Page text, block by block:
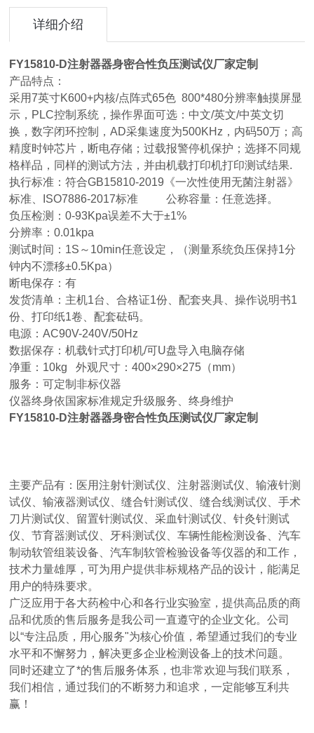
详细介绍
FY15810-D注射器器身密合性负压测试仪厂家定制
产品特点：
采用7英寸K600+内核/点阵式65色 800*480分辨率触摸屏显
示，PLC控制系统，操作界面可选：中文/英文/中英文切
换，数字闭环控制，AD采集速度为500KHz，内码50万；高
精度时钟芯片，断电存储；过载报警停机保护；选择不同规
格样品，同样的测试方法，并由机载打印机打印测试结果.
执行标准：符合GB15810-2019《一次性使用无菌注射器》
标准、ISO7886-2017标准公称容量：任意选择。
负压检测：0-93Kpa误差不大于±1%
分辨率：0.01kpa
测试时间：1S～10min任意设定，（测量系统负压保持1分
钟内不漂移±0.5Kpa）
断电保存：有
发货清单：主机1台、合格证1份、配套夹具、操作说明书1
份、打印纸1卷、配套砝码。
电源：AC90V-240V/50Hz
数据保存：机载针式打印机/可U盘导入电脑存储
净重：10kg 外观尺寸：400×290×275（mm）
服务：可定制非标仪器
仪器终身依国家标准规定升级服务、终身维护
FY15810-D注射器器身密合性负压测试仪厂家定制
主要产品有：医用注射针测试仪、注射器测试仪、输液针测
试仪、输液器测试仪、缝合针测试仪、缝合线测试仪、手术
刀片测试仪、留置针测试仪、采血针测试仪、针灸针测试
仪、节育器测试仪、牙科测试仪、车辆性能检测设备、汽车
制动软管组装设备、汽车制软管检验设备等仪器的和工作，
技术力量雄厚，可为用户提供非标规格产品的设计，能满足
用户的特殊要求。
广泛应用于各大药检中心和各行业实验室，提供高品质的商
品和优质的售后服务是我公司一直遵守的企业文化。公司
以“专注品质，用心服务"为核心价值，希望通过我们的专业
水平和不懈努力，解决更多企业检测设备上的技术问题。
同时还建立了*的售后服务体系，也非常欢迎与我们联系，
我们相信，通过我们的不断努力和追求，一定能够互利共
赢！